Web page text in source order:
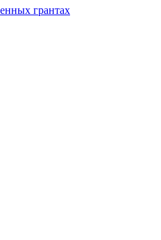
грантах